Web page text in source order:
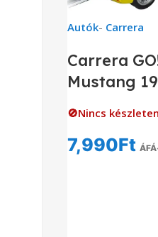
Autók- Carrera
Carrera
Mustang
🚫Nincs készleten
7,990Ft